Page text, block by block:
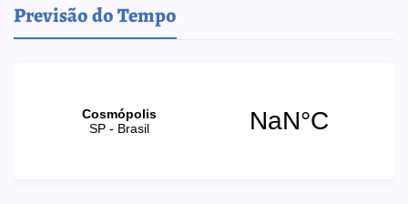
Previsão do Tempo